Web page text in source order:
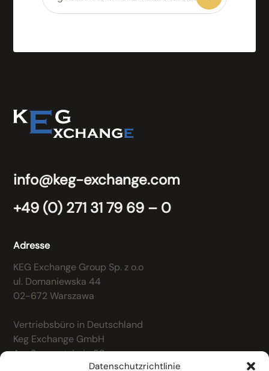
Datenschutzrichtlinie
info@keg-exchange.com
+49 (0) 271 31 79 69 – 0
Adresse
KEG Exchange Group Sp. z o.o
ul. Domaniewska 44
02-672 Warszawa
Vertriebsbüro in Deutschland
Keg Exchange GmbH
Am Sammetshain 53